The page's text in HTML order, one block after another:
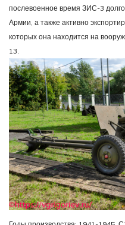
послевоенное время ЗИС-3
Армии, а также активно
которых она находится на
13.